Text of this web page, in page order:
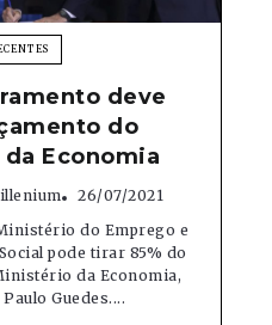
deve
do
Economia
26/07/2021
do Emprego e
pode tirar 85% do
da Economia,
Guedes....